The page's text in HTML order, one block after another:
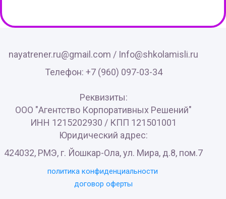
nayatrener.ru@gmail.com / Info@shkolamisli.ru
Телефон: +7 (960) 097-03-34
Реквизиты:
ООО "Агентство Корпоративных Решений"
ИНН 1215202930 / КПП 121501001
Юридический адрес:
424032, РМЭ, г. Йошкар-Ола, ул. Мира, д.8, пом.7
политика конфиденциальности
договор оферты